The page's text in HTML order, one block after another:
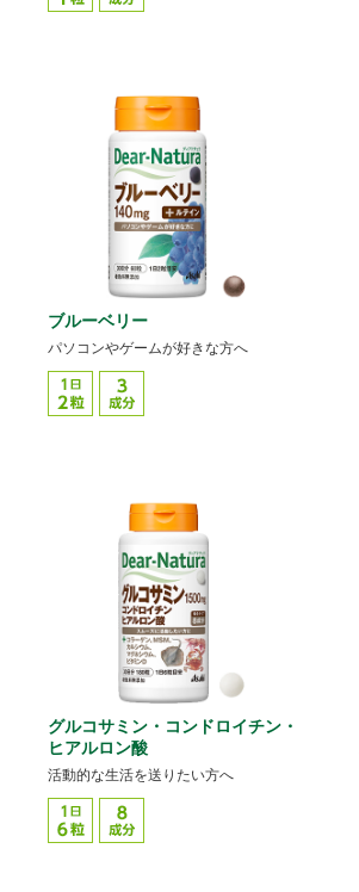
ブルーベリー
パソコンやゲームが好きな方へ
グルコサミン・コンドロイチン・
ヒアルロン酸
活動的な生活を送りたい方へ